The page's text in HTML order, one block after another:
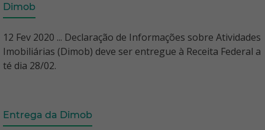
Dimob
12 Fev 2020 ... Declaração de Informações sobre Atividades
Imobiliárias (Dimob) deve ser entregue à Receita Federal a
té dia 28/02.
Entrega da Dimob